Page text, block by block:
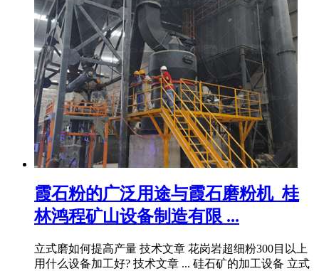
霞石粉的广泛用途与霞石磨粉机_桂
林鸿程矿山设备制造有限 ...
立式磨如何提高产量 技术文章 花岗岩超细粉300目以上
用什么设备加工好? 技术文章 ... 硅石矿的加工设备 立式